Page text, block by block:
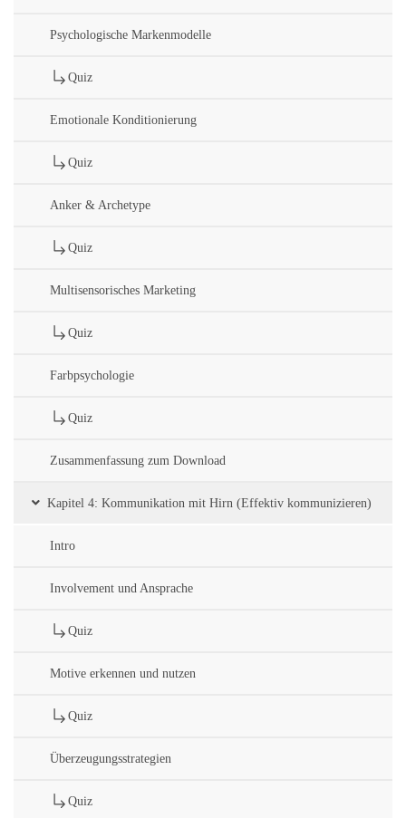
Psychologische Markenmodelle
Quiz
Emotionale Konditionierung
Quiz
Anker & Archetype
Quiz
Multisensorisches Marketing
Quiz
Farbpsychologie
Quiz
Zusammenfassung zum Download
Kapitel 4: Kommunikation mit Hirn (Effektiv kommunizieren)
Intro
Involvement und Ansprache
Quiz
Motive erkennen und nutzen
Quiz
Überzeugungsstrategien
Quiz